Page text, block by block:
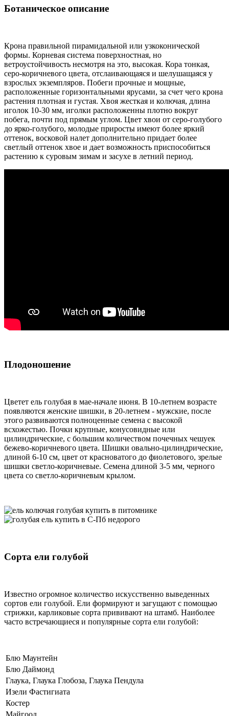
Ботаническое описание
Крона правильной пирамидальной или узкоконической
формы. Корневая система поверхностная, но
ветроустойчивость несмотря на это, высокая. Кора тонкая,
серо-коричневого цвета, отслаивающаяся и шелушащаяся у
взрослых экземпляров. Побеги прочные и мощные,
расположенные горизонтальными ярусами, за счет чего крона
растения плотная и густая. Хвоя жесткая и колючая, длина
иголок 10-30 мм, иголки расположенны плотно вокруг
побега, почти под прямым углом. Цвет хвои от серо-голубого
до ярко-голубого, молодые приросты имеют более яркий
оттенок, восковой налет дополнительно придает более
светлый оттенок хвое и дает возможность приспособиться
растению к суровым зимам и засухе в летний период.
Плодоношение
Цветет ель голубая в мае-начале июня. В 10-летнем возрасте
появляются женские шишки, в 20-летнем - мужские, после
этого развиваются полноценные семена с высокой
всхожестью. Почки крупные, конусовидные или
цилиндрические, с большим количеством почечных чешуек
бежево-коричневого цвета. Шишки овально-цилиндрические,
длиной 6-10 см, цвет от красноватого до фиолетового, зрелые
шишки светло-коричневые. Семена длиной 3-5 мм, черного
цвета со светло-коричневым крылом.
Сорта ели голубой
Известно огромное количество искусственно выведенных
сортов ели голубой. Ели формируют и загущают с помощью
стрижки, карликовые сорта прививают на штамб. Наиболее
часто встречающиеся и популярные сорта ели голубой:
Блю Маунтейн
Блю Даймонд
Глаука, Глаука Глобоза, Глаука Пендула
Изели Фастигиата
Костер
Майгоод